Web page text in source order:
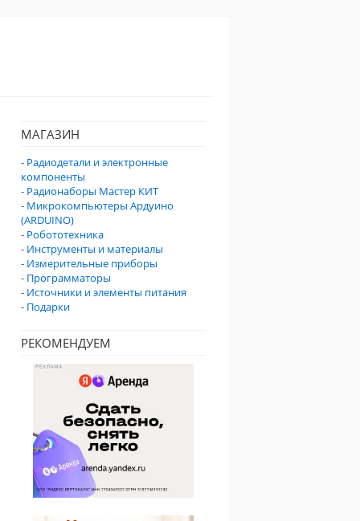
МАГАЗИН
- Радиодетали и электронные
компоненты
- Радионаборы Мастер КИТ
- Микрокомпьютеры Ардуино
(ARDUINO)
- Робототехника
- Инструменты и материалы
- Измерительные приборы
- Программаторы
- Источники и элементы питания
- Подарки
РЕКОМЕНДУЕМ